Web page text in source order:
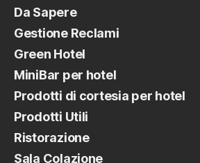
Da Sapere
Gestione Reclami
Green Hotel
MiniBar per hotel
Prodotti di cortesia per hotel
Prodotti Utili
Ristorazione
Sala Colazione